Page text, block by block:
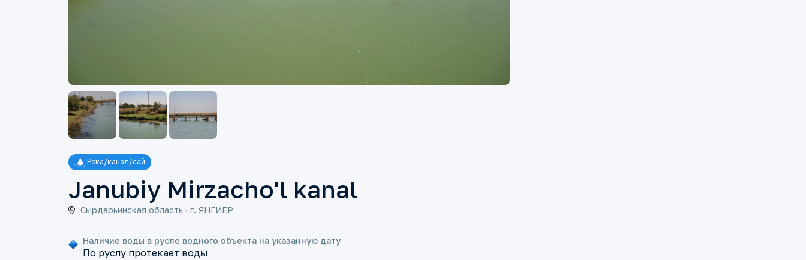
Река/канал/сай
Janubiy Mirzacho'l kanal
Сырдарьинская область г. ЯНГИЕР
Наличие воды в русле водного объекта на указанную дату
По руслу протекает воды